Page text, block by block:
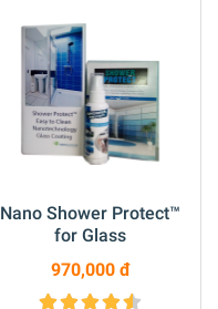
Nano Shower Protect™
for Glass
970,000 đ